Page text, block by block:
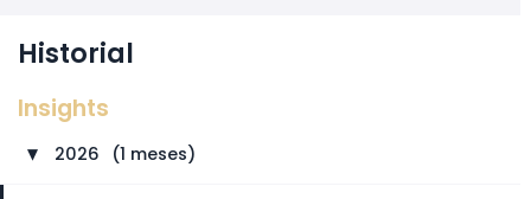
Historial
Insights
► 2026 (1 meses)